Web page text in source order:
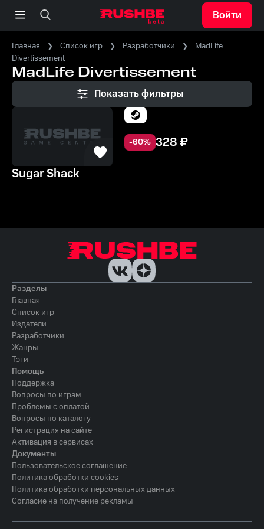
Войти
Главная Список игр Разработчики
MadLife
Divertissement
MadLife Divertissement
Показать фильтры
-60% 328₽
Sugar Shack
Разделы
Главная
Список игр
Издатели
Разработчики
Жанры
Тэги
Помощь
Поддержка
Вопросы по играм
Проблемы с оплатой
Вопросы по каталогу
Регистрация на сайте
Активация в сервисах
Документы
Пользовательское соглашение
Политика обработки cookies
Политика обработки персональных данных
Согласие на получение рекламы